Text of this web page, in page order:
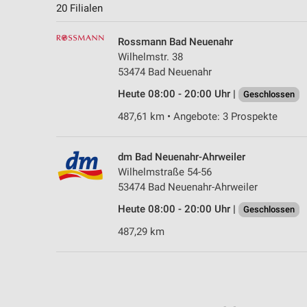
20 Filialen
Rossmann Bad Neuenahr
Wilhelmstr. 38
53474 Bad Neuenahr
Heute 08:00 - 20:00 Uhr |
Geschlossen
487,61 km • Angebote: 3 Prospekte
dm Bad Neuenahr-Ahrweiler
Wilhelmstraße 54-56
53474 Bad Neuenahr-Ahrweiler
Heute 08:00 - 20:00 Uhr |
Geschlossen
487,29 km